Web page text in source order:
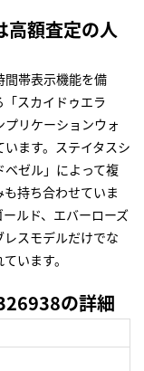
高額査定の人
間帯表示機能を備
スカイドゥエラ
リケーションウォ
ます。ステイタスシ
ゼル」によって複
持ち合わせていま
ルド、エバーローズ
スモデルだけでな
います。
の詳細